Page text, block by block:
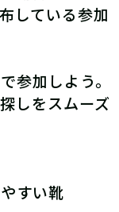
している参加
参加しよう。
しをスムーズ
すい靴